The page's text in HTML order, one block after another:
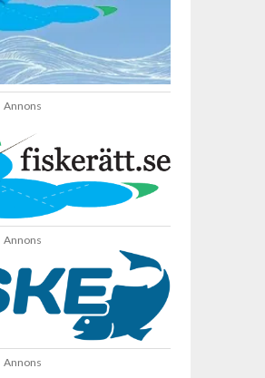
Annons
Annons
Annons